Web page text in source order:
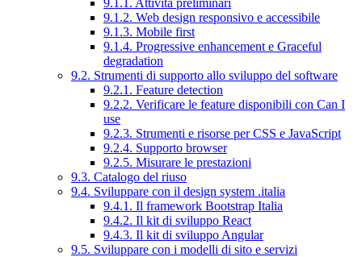
9.1.1. Attività preliminari
9.1.2. Web design responsivo e accessibile
9.1.3. Mobile first
9.1.4. Progressive enhancement e Graceful
degradation
9.2. Strumenti di supporto allo sviluppo del software
9.2.1. Feature detection
9.2.2. Verificare le feature disponibili con Can I
use
9.2.3. Strumenti e risorse per CSS e JavaScript
9.2.4. Supporto browser
9.2.5. Misurare le prestazioni
9.3. Catalogo del riuso
9.4. Sviluppare con il design system .italia
9.4.1. Il framework Bootstrap Italia
9.4.2. Il kit di sviluppo React
9.4.3. Il kit di sviluppo Angular
9.5. Sviluppare con i modelli di sito e servizi